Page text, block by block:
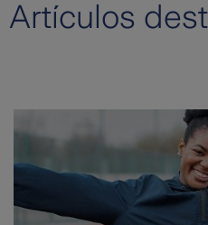
Artículos